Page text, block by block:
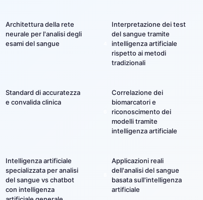
Architettura della rete
neurale per l'analisi degli
esami del sangue
Interpretazione dei test
del sangue tramite
intelligenza artificiale
rispetto ai metodi
tradizionali
Standard di accuratezza
e convalida clinica
Correlazione dei
biomarcatori e
riconoscimento dei
modelli tramite
intelligenza artificiale
Intelligenza artificiale
specializzata per analisi
del sangue vs chatbot
con intelligenza
Applicazioni reali
dell'analisi del sangue
basata sull'intelligenza
artificiale